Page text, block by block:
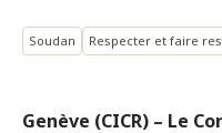
Soudan Respecter et faire
Genève (CICR) – Le